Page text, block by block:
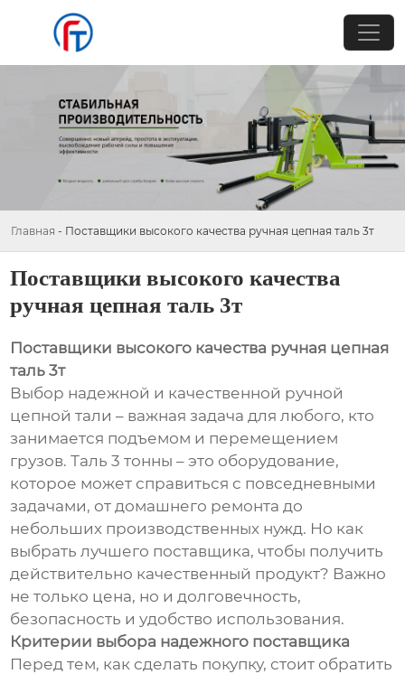
Главная - Поставщики высокого качества ручная цепная таль 3т
Поставщики высокого качества
ручная цепная таль 3т
Поставщики высокого качества ручная цепная
таль 3т
Выбор надежной и качественной ручной
цепной тали – важная задача для любого, кто
занимается подъемом и перемещением
грузов. Таль 3 тонны – это оборудование,
которое может справиться с повседневными
задачами, от домашнего ремонта до
небольших производственных нужд. Но как
выбрать лучшего поставщика, чтобы получить
действительно качественный продукт? Важно
не только цена, но и долговечность,
безопасность и удобство использования.
Критерии выбора надежного поставщика
Перед тем, как сделать покупку, стоит обратить